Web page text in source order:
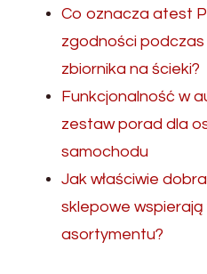
Co oznacza atest
zgodności
zbiornika na ścieki?
Funkcjonalność w
zestaw porad dla
samochodu
Jak właściwie
sklepowe wspierają
asortymentu?